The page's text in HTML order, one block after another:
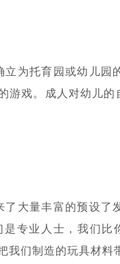
立为托育园或幼儿园
游戏。成人对幼儿
了大量丰富的预设了
是专业人士，我们
我们制造的玩具材料